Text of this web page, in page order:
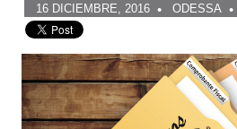
16 DICIEMBRE, 2016 ODESSA